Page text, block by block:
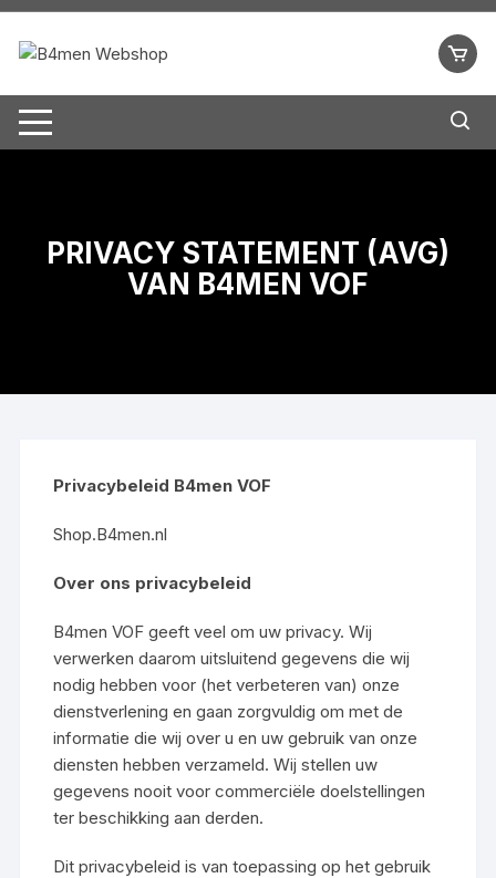
Ga
naar
inhoud
PRIVACY STATEMENT (AVG)
VAN B4MEN VOF
Privacybeleid B4men VOF
Shop.B4men.nl
Over ons privacybeleid
B4men VOF geeft veel om uw privacy. Wij
verwerken daarom uitsluitend gegevens die wij
nodig hebben voor (het verbeteren van) onze
dienstverlening en gaan zorgvuldig om met de
informatie die wij over u en uw gebruik van onze
diensten hebben verzameld. Wij stellen uw
gegevens nooit voor commerciële doelstellingen
ter beschikking aan derden.
Dit privacybeleid is van toepassing op het gebruik